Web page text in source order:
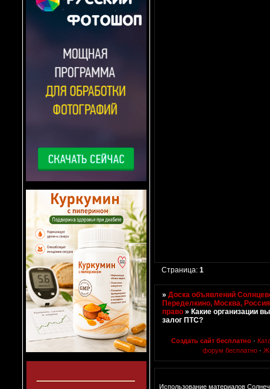
Страница:1
»Доска объявлений
Переделкино, Москва, Россия
право » Какие организации
залог ПТС?
Создать сайт бесплатно ·
форум бесплатно ·
Использование материалов